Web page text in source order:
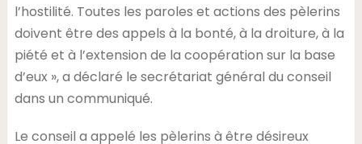
l’hostilité. Toutes les paroles et actions des pèlerins
doivent être des appels à la bonté, à la droiture, à la
piété et à l’extension de la coopération sur la base
d’eux », a déclaré le secrétariat général du conseil
dans un communiqué.
Le conseil a appelé les pèlerins à être désireux